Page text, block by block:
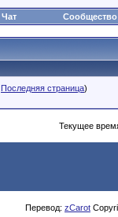
Чат Сообщество
Последняя страница)
Текущее
Перевод: zCarot